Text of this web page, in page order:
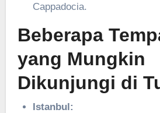
Cappadocia.
Beberapa
yang Mungkin
Dikunjungi di
Istanbul: